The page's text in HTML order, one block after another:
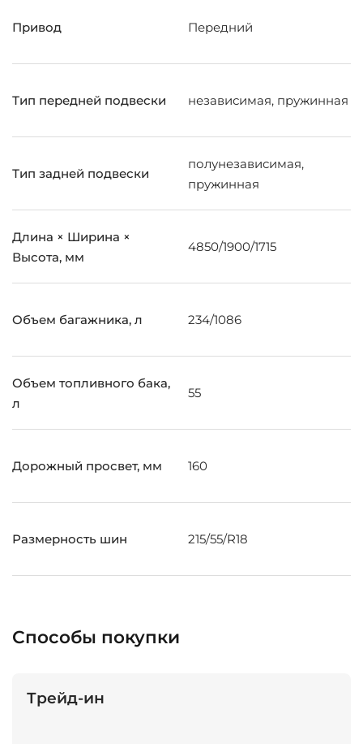
Привод Передний
Тип передней подвески независимая, пружинная
Тип задней подвески
полунезависимая,
пружинная
Длина × Ширина ×
Высота, мм
4850/1900/1715
Объем багажника, л 234/1086
Объем топливного бака,
л
55
Дорожный просвет, мм 160
Размерность шин 215/55/R18
Способы покупки
Трейд-ин